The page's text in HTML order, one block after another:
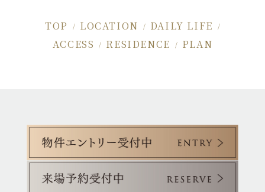
TOP / LOCATION / DAILY LIFE /
ACCESS / RESIDENCE / PLAN